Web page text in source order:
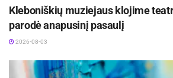
Kleboniškių muziejaus klojime
parodė anapusinį pasaulį
2026-08-03